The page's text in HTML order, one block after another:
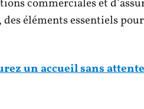
commerciales et
, des éléments essentiels
un accueil sans